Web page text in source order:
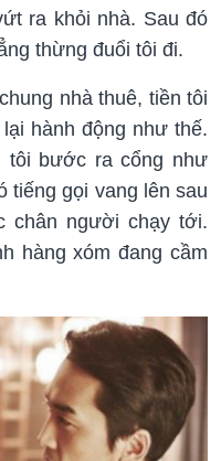
ra khỏi nhà. Sau đó
thừng đuổi tôi đi.
nhà thuê, tiền tôi
hành động như thế.
tôi bước ra cổng như
tiếng gọi vang lên sau
chân người chạy tới.
hàng xóm đang cầm